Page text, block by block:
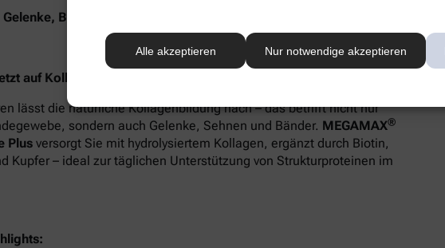
Alle akzeptieren Nur notwendige akzeptieren
Bindegewebe & Haut
auf Kollagen setzen sollten
lässt die natürliche Kollagenbildung nach – das betrifft nicht nur
sondern auch Gelenke, Sehnen und Bänder. MEGAMAX®
Plus versorgt Sie mit hydrolysiertem Kollagen, ergänzt durch Biotin,
Kupfer – ideal zur täglichen Unterstützung von Strukturproteinen im